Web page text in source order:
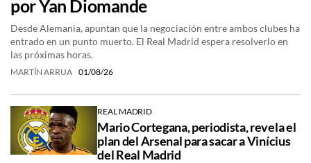
por Yan Diomande
Desde Alemania, apuntan que la negociación entre ambos clubes ha
entrado en un punto muerto. El Real Madrid espera resolverlo en
las próximas horas.
MARTÍN ARRUA 01/08/26
REAL MADRID
Mario Cortegana, periodista, revela el
plan del Arsenal para sacar a Vinícius
del Real Madrid